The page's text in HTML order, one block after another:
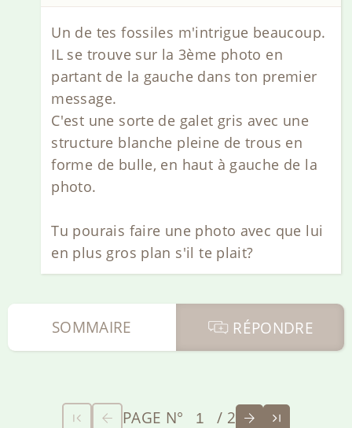
Un de tes fossiles m'intrigue beaucoup.
IL se trouve sur la 3ème photo en
partant de la gauche dans ton premier
message.
C'est une sorte de galet gris avec une
structure blanche pleine de trous en
forme de bulle, en haut à gauche de la
photo.
Tu pourais faire une photo avec que lui
en plus gros plan s'il te plait?
RÉPONDRE
SOMMAIRE
PAGE N° / 2